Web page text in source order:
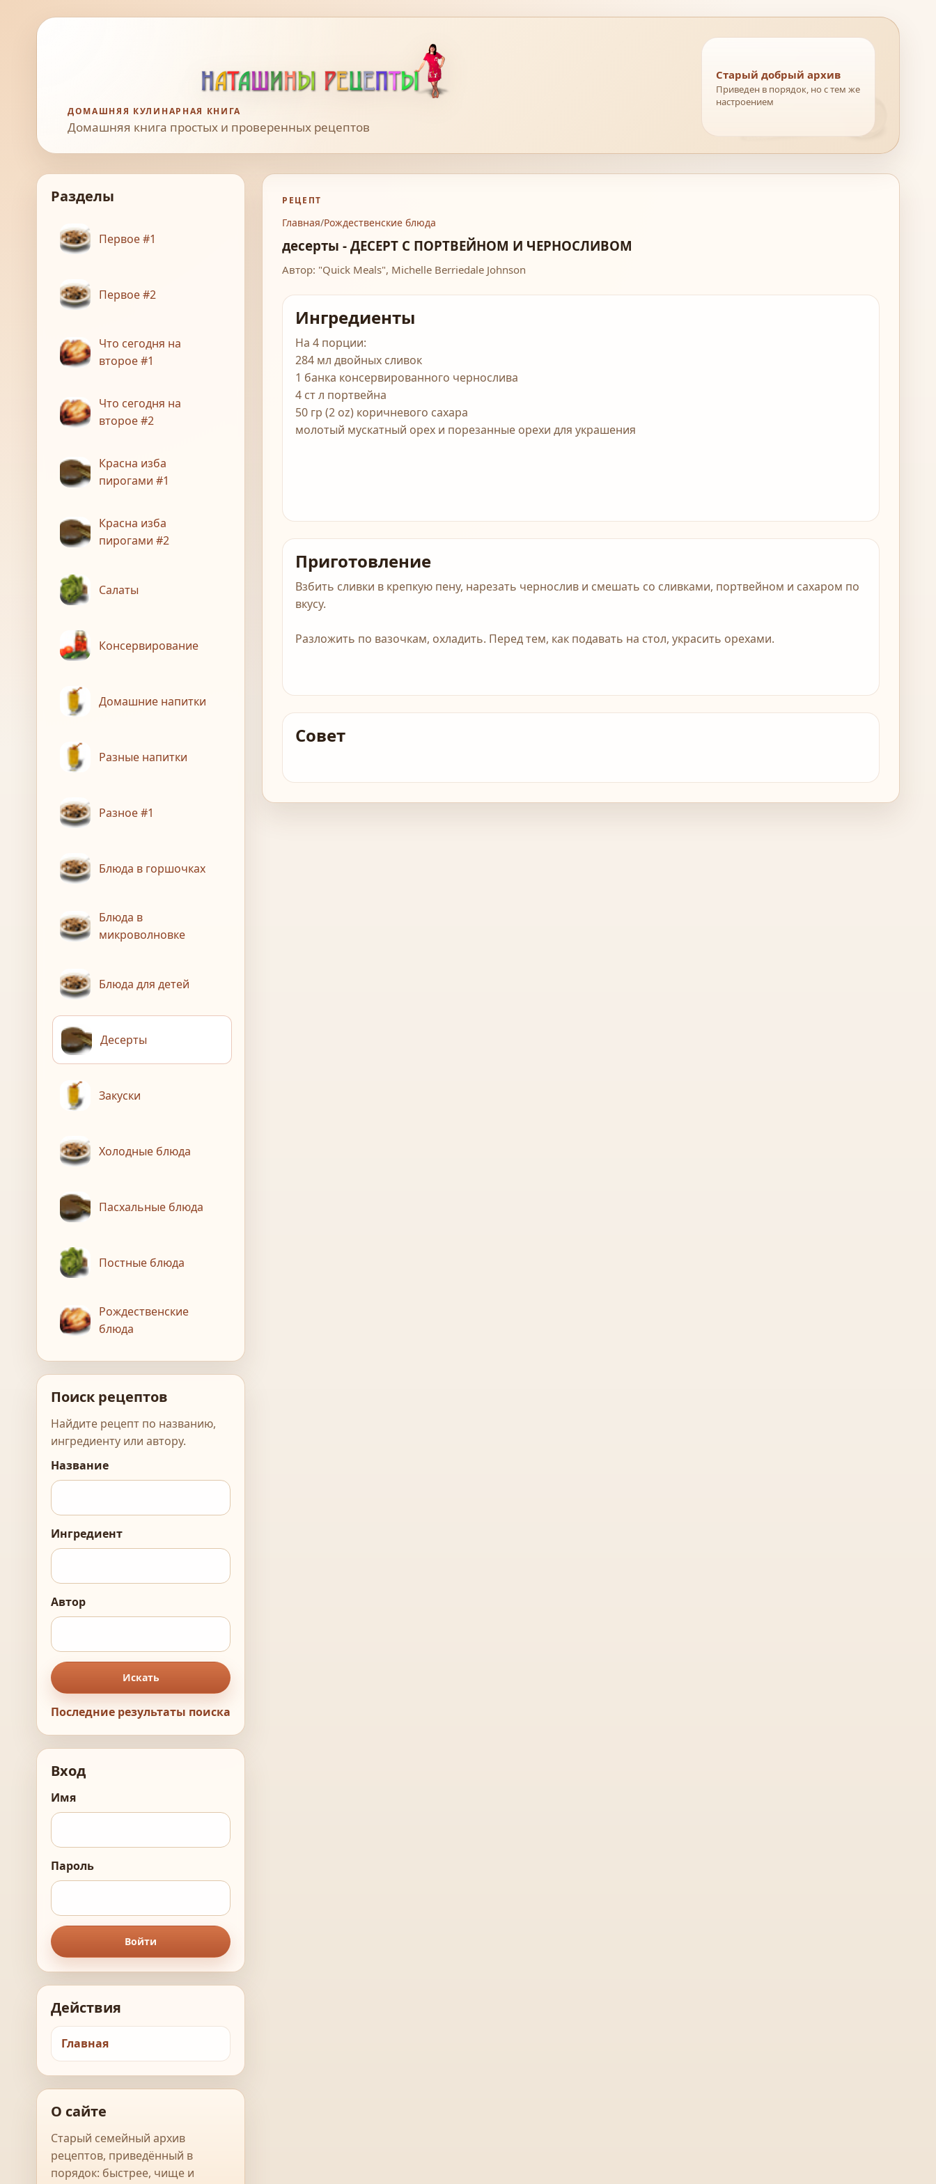
ДОМАШНЯЯ КУЛИНАРНАЯ КНИГА
Домашняя книга простых и проверенных рецептов
Старый добрый архив
Приведен в порядок, но с тем же
настроением
Разделы
Первое #1
Первое #2
Что сегодня на
второе #1
Что сегодня на
второе #2
Красна изба
пирогами #1
Красна изба
пирогами #2
Салаты
Консервирование
Домашние напитки
Разные напитки
Разное #1
Блюда в горшочках
Блюда в
микроволновке
Блюда для детей
Десерты
Закуски
Холодные блюда
Пасхальные блюда
Постные блюда
Рождественские
блюда
Поиск рецептов
Найдите рецепт по названию,
ингредиенту или автору.
Название
Ингредиент
Автор
Искать
Последние результаты поиска
Вход
Имя
Пароль
Войти
Действия
Главная
О сайте
Старый семейный архив
рецептов, приведённый в
порядок: быстрее, чище и
РЕЦЕПТ
Главная/Рождественские блюда
десерты - ДЕСЕРТ С ПОРТВЕЙНОМ И ЧЕРНОСЛИВОМ
Автор: "Quick Meals", Michelle Berriedale Johnson
Ингредиенты
На 4 порции:
284 мл двойных сливок
1 банка консервированного чернослива
4 ст л портвейна
50 гр (2 oz) коричневого сахара
молотый мускатный орех и порезанные орехи для украшения
Приготовление
Взбить сливки в крепкую пену, нарезать чернослив и смешать со сливками, портвейном и сахаром по
вкусу.
Разложить по вазочкам, охладить. Перед тем, как подавать на стол, украсить орехами.
Совет